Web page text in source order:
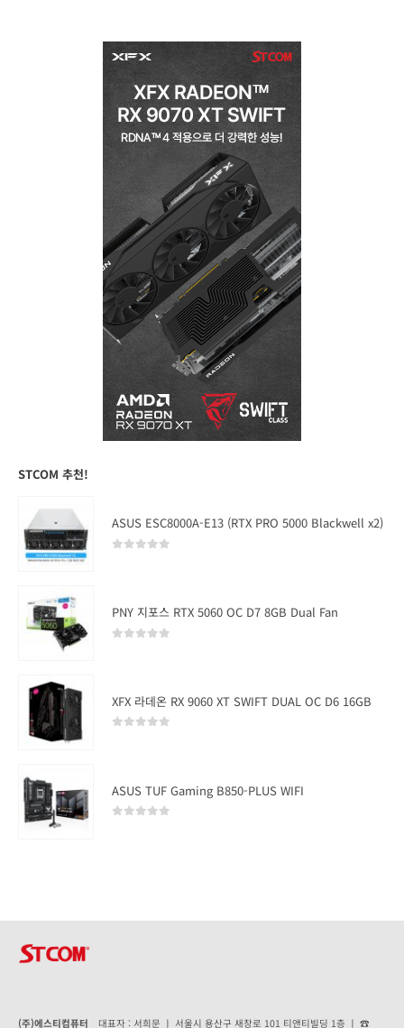
STCOM 추천!
ASUS ESC8000A-E13 (RTX PRO 5000 Blackwell x2)
PNY 지포스 RTX 5060 OC D7 8GB Dual Fan
XFX 라데온 RX 9060 XT SWIFT DUAL OC D6 16GB
ASUS TUF Gaming B850-PLUS WIFI
(주)에스티컴퓨터 대표자 : 서희문 ㅣ 서울시 용산구 새창로 101 티앤티빌딩 1층 ㅣ ☎